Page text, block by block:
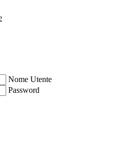
Nome Utente
Password